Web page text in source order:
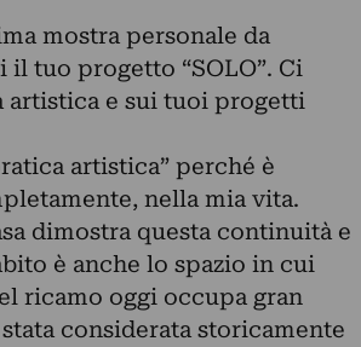
mostra personale da
tuo progetto “SOLO”. Ci
artistica e sui tuoi progetti
artistica” perché è
nella mia vita.
dimostra questa continuità e
è anche lo spazio in cui
ricamo oggi occupa gran
considerata storicamente